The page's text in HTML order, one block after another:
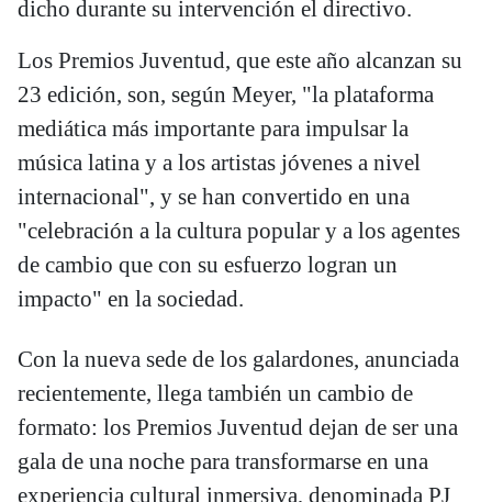
dicho durante su intervención el directivo.
Los Premios Juventud, que este año alcanzan su
23 edición, son, según Meyer, "la plataforma
mediática más importante para impulsar la
música latina y a los artistas jóvenes a nivel
internacional", y se han convertido en una
"celebración a la cultura popular y a los agentes
de cambio que con su esfuerzo logran un
impacto" en la sociedad.
Con la nueva sede de los galardones, anunciada
recientemente, llega también un cambio de
formato: los Premios Juventud dejan de ser una
gala de una noche para transformarse en una
experiencia cultural inmersiva, denominada PJ